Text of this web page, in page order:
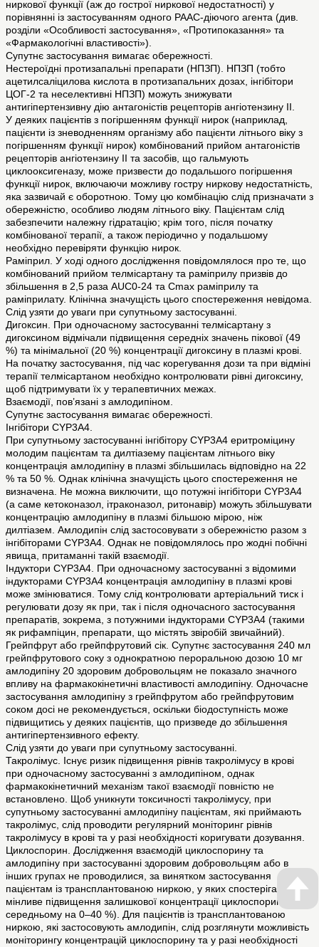
ниркової функції (аж до гострої ниркової недостатності) у
порівнянні із застосуванням одного РААС-діючого агента (див.
розділи «Особливості застосування», «Протипоказання» та
«Фармакологічні властивості»).
Супутнє застосування вимагає обережності.
Нестероїдні протизапальні препарати (НПЗП). НПЗП (тобто
ацетилсаліцилова кислота в протизапальних дозах, інгібітори
ЦОГ-2 та неселективні НПЗП) можуть знижувати
антигіпертензивну дію антагоністів рецепторів ангіотензину ІІ.
У деяких пацієнтів з погіршенням функції нирок (наприклад,
пацієнти із зневодненням організму або пацієнти літнього віку з
погіршенням функції нирок) комбінований прийом антагоністів
рецепторів ангіотензину ІІ та засобів, що гальмують
циклооксигеназу, може призвести до подальшого погіршення
функції нирок, включаючи можливу гостру ниркову недостатність,
яка зазвичай є оборотною. Тому цю комбінацію слід призначати з
обережністю, особливо людям літнього віку. Пацієнтам слід
забезпечити належну гідратацію; крім того, після початку
комбінованої терапії, а також періодично у подальшому
необхідно перевіряти функцію нирок.
Раміприл. У ході одного дослідження повідомлялося про те, що
комбінований прийом телмісартану та раміприлу призвів до
збільшення в 2,5 раза AUC0-24 та Cmax раміприлу та
раміприлату. Клінічна значущість цього спостереження невідома.
Слід узяти до уваги при супутньому застосуванні.
Дигоксин. При одночасному застосуванні телмісартану з
дигоксином відмічали підвищення середніх значень пікової (49
%) та мінімальної (20 %) концентрації дигоксину в плазмі крові.
На початку застосування, під час корегування дози та при відміні
терапії телмісартаном необхідно контролювати рівні дигоксину,
щоб підтримувати їх у терапевтичних межах.
Взаємодії, пов’язані з амлодипіном.
Супутнє застосування вимагає обережності.
Інгібітори CYP3A4.
При супутньому застосуванні інгібітору CYP3A4 еритроміцину
молодим пацієнтам та дилтіазему пацієнтам літнього віку
концентрація амлодипіну в плазмі збільшилась відповідно на 22
% та 50 %. Однак клінічна значущість цього спостереження не
визначена. Не можна виключити, що потужні інгібітори CYP3A4
(а саме кетоконазол, ітраконазол, ритонавір) можуть збільшувати
концентрацію амлодипіну в плазмі більшою мірою, ніж
дилтіазем. Амлодипін слід застосовувати з обережністю разом з
інгібіторами CYP3A4. Однак не повідомлялось про жодні побічні
явища, притаманні такій взаємодії.
Індуктори CYP3A4. При одночасному застосуванні з відомими
індукторами CYP3A4 концентрація амлодипіну в плазмі крові
може змінюватися. Тому слід контролювати артеріальний тиск і
регулювати дозу як при, так і після одночасного застосування
препаратів, зокрема, з потужними індукторами CYP3A4 (такими
як рифампіцин, препарати, що містять звіробій звичайний).
Грейпфрут або грейпфрутовий сік. Супутнє застосування 240 мл
грейпфрутового соку з однократною пероральною дозою 10 мг
амлодипіну 20 здоровим добровольцям не показало значного
впливу на фармакокінетичні властивості амлодипіну. Одночасне
застосування амлодипіну з грейпфрутом або грейпфрутовим
соком досі не рекомендується, оскільки біодоступність може
підвищитись у деяких пацієнтів, що призведе до збільшення
антигіпертензивного ефекту.
Слід узяти до уваги при супутньому застосуванні.
Такролімус. Існує ризик підвищення рівнів такролімусу в крові
при одночасному застосуванні з амлодипіном, однак
фармакокінетичний механізм такої взаємодії повністю не
встановлено. Щоб уникнути токсичності такролімусу, при
супутньому застосуванні амлодипіну пацієнтам, які приймають
такролімус, слід проводити регулярний моніторинг рівнів
такролімусу в крові та у разі необхідності коригувати дозування.
Циклоспорин. Дослідження взаємодій циклоспорину та
амлодипіну при застосуванні здоровим добровольцям або в
інших групах не проводилися, за винятком застосування
пацієнтам із трансплантованою ниркою, у яких спостерігалося
мінливе підвищення залишкової концентрації циклоспорину (в
середньому на 0–40 %). Для пацієнтів із трансплантованою
ниркою, які застосовують амлодипін, слід розглянути можливість
моніторингу концентрацій циклоспорину та у разі необхідності